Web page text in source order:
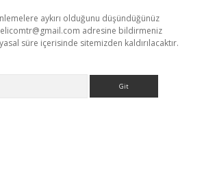
aykırı olduğunu düşündüğünüz
adresine bildirmeniz
süre içerisinde sitemizden kaldırılacaktır.